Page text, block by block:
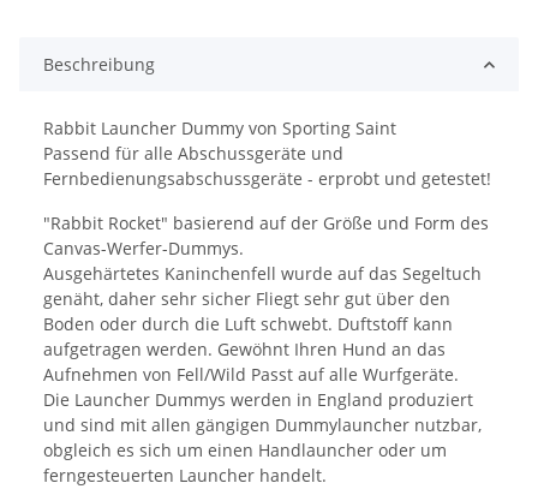
Beschreibung
Rabbit Launcher Dummy von Sporting Saint
Passend für alle Abschussgeräte und
Fernbedienungsabschussgeräte - erprobt und getestet!
"Rabbit Rocket" basierend auf der Größe und Form des
Canvas-Werfer-Dummys.
Ausgehärtetes Kaninchenfell wurde auf das Segeltuch
genäht, daher sehr sicher Fliegt sehr gut über den
Boden oder durch die Luft schwebt. Duftstoff kann
aufgetragen werden. Gewöhnt Ihren Hund an das
Aufnehmen von Fell/Wild Passt auf alle Wurfgeräte.
Die Launcher Dummys werden in England produziert
und sind mit allen gängigen Dummylauncher nutzbar,
obgleich es sich um einen Handlauncher oder um
ferngesteuerten Launcher handelt.